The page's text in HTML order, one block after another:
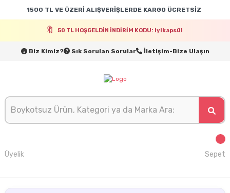
1500 TL VE ÜZERİ ALIŞVERİŞLERDE KARGO ÜCRETSİZ
50 TL HOŞGELDİN İNDİRİM KODU: iyikapsül
Biz Kimiz? Sık Sorulan Sorular İletişim-Bize Ulaşın
Üyelik Sepet